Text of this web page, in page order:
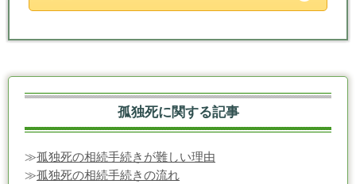
孤独死に関する記事
≫孤独死の相続手続きが難しい理由
≫孤独死の相続手続きの流れ